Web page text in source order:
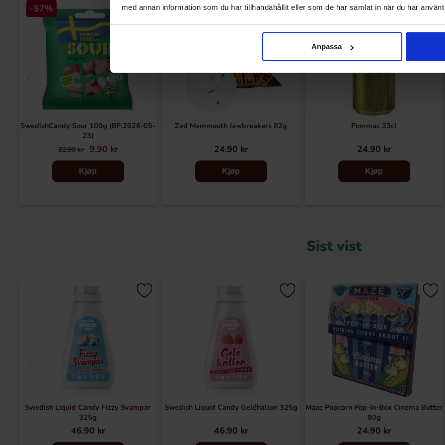
med annan information som du har tillhandahållit eller som de har samlat in när du har
Anpassa
-57%
SwedishCandy Sour 100g (BF:2026-05-
23)
22.90 kr 9.90 kr
Kjøp
Zed Mammouth Jawbreakers 82g
24.90 kr
Kjøp
Pommac 33cl
24.90 kr
Kjøp
Sist vist
Swedish Liquid Candy Fizzy Svampar
325g
46.90 kr
Swedish Liquid Candy Geléhallon 325g
46.90 kr
Maze Popcorn Pop-In-Box Cinema Butter
90g
24.90 kr